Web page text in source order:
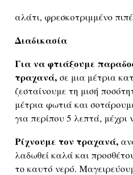
αλάτι, φρεσκοτριμμένο
Διαδικασία
Για να φτιάξουμε
τραχανά, σε μια μέτρια
ζεσταίνουμε τη μισή
μέτρια φωτιά και
για περίπου 5 λεπτά, μέχρι
Ρίχνουμε τον τραχανά,
λαδωθεί καλά και
το καυτό νερό.